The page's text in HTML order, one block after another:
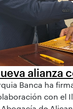
alianza
Banca ha
con el